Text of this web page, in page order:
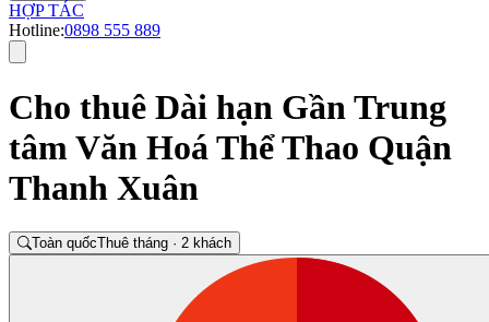
HỢP TÁC
Hotline:0898 555 889
Cho thuê Dài hạn Gần Trung
tâm Văn Hoá Thể Thao Quận
Thanh Xuân
Toàn quốcThuê tháng · 2 khách